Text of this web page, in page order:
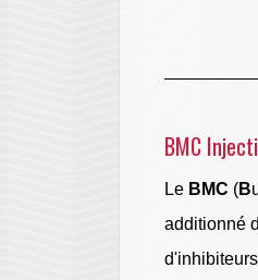
BMC
Le BMC (B
additionné